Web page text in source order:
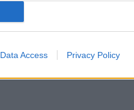
Data Access Privacy Policy